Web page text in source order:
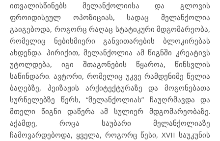
ითვალისწინებს მელანქოლიისა და გლოვის
ფროიდისეულ ოპოზიციას, სადაც მელანქოლია
გაიგებოდა, როგორც რაღაც სტატიკური მდგომარეობა,
რომელიც ნებისმიერი განვითარების ბლოკირებას
ახდენდა. პირიქით, მელანქოლია ამ წიგნში კრეატივს
უტოლდება, იგი შთაგონების წყაროა, წინსვლის
საწინდარი. ავტორი, რომელიც უკვე რამდენიმე წელია
ბაღებზე, პეიზაჟის არქიტექტურაზე და მოგონებათა
სურნელებზე წერს, “მელანქოლიას” ჩაუღრმავდა და
მთელი წიგნი დაწერა ამ სულიერ მდგომარეობაზე.
აქამდე, როცა საუბარი მელანქოლიაზე
ჩამოვარდებოდა, ყველა, როგორც წესი, XVII საუკუნის